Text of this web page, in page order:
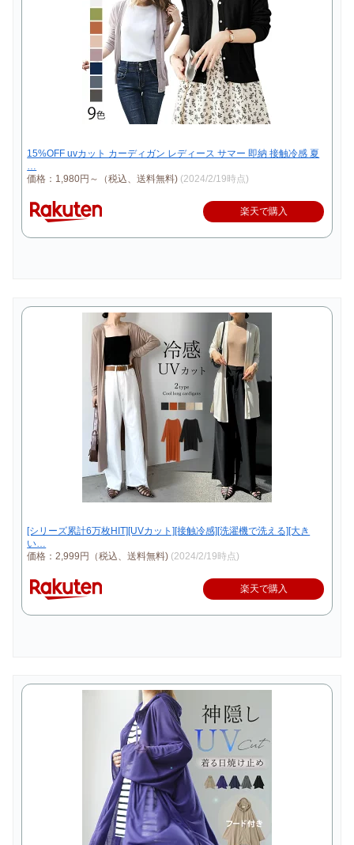
15%OFF uvカット カーディガン レディース サマー 即納 接触冷感 夏
…
価格：1,980円～（税込、送料無料) (2024/2/19時点)
楽天で購入
[シリーズ累計6万枚HIT][UVカット][接触冷感][洗濯機で洗える][大き
い…
価格：2,999円（税込、送料無料) (2024/2/19時点)
楽天で購入